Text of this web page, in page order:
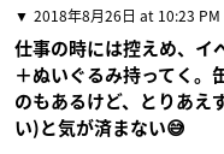
2018年8月26日 at 10:23 PM
仕事の時には控えめ、イ
＋ぬいぐるみ持ってく。
のもあるけど、とりあえ
い)と気が済まない😅